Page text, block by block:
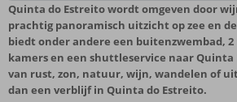
Quinta do Estreito wordt omgeven door
prachtig panoramisch uitzicht op zee en
biedt onder andere een buitenzwembad,
kamers en een shuttleservice naar Quinta
van rust, zon, natuur, wijn, wandelen of
dan een verblijf in Quinta do Estreito.